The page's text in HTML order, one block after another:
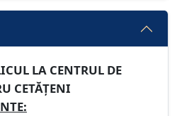
LA CENTRUL DE
CETĂȚENI